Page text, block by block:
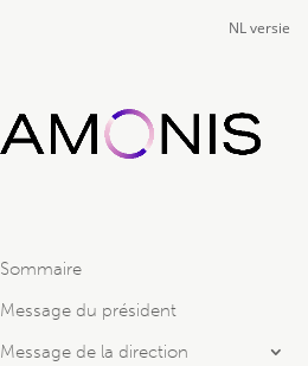
Sommaire
Message du président
Message de la direction
NL versie